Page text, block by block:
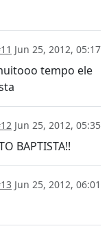
Jun 25, 2012, 05:17
tempo ele
Jun 25, 2012, 05:35
BAPTISTA!!
Jun 25, 2012, 06:01